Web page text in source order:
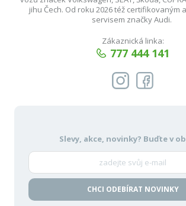
jihu Čech. Od roku 2026 též certifikovaným
servisem značky Audi.
Zákaznická linka:
777 444 141
Slevy, akce, novinky? Buďte v
CHCI ODEBÍRAT NOVINKY